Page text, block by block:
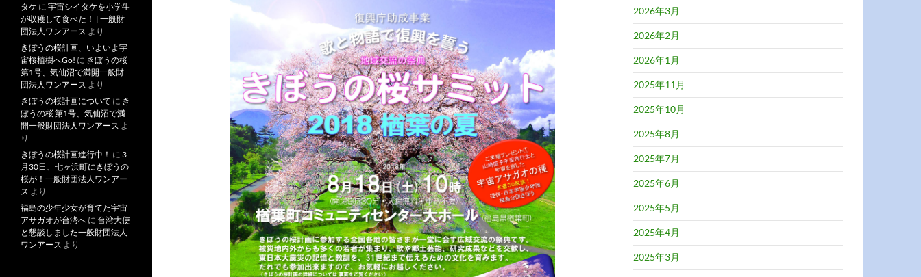
2026年3月
2026年2月
2026年1月
2025年11月
2025年10月
2025年8月
2025年7月
2025年6月
2025年5月
2025年4月
2025年3月
タケ に 宇宙シイタケを小学生
が収穫して食べた！ | 一般財
団法人ワンアース より
きぼうの桜計画、いよいよ宇
宙桜植樹へGo! に きぼうの桜
第1号、気仙沼で満開一般財
団法人ワンアース より
きぼうの桜計画について に き
ぼうの桜 第1号、気仙沼で満
開一般財団法人ワンアース よ
り
きぼうの桜計画進行中！ に 3
月30日、七ヶ浜町にきぼうの
桜が！一般財団法人ワンアー
ス より
福島の少年少女が育てた宇宙
アサガオが台湾へ に 台湾大使
と懇談しました一般財団法人
ワンアース より